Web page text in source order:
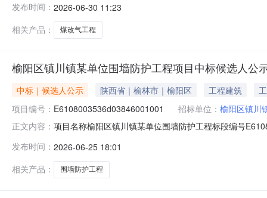
量：1项主要功能或目标：完成镇川镇葛村互助幸福院煤
意向是本单位政府采购
发布时间： 2026-06-30 11:23
相关产品：
煤改气工程
榆阳区镇川镇某单位围墙防护工程项目中标候选人公
中标｜候选人公示 陕西省｜榆林市｜榆阳区 工程建筑
项目编号： E6108003536d03846001001 招标单位： 榆阳区镇川
正文内容： 项目名称榆阳区镇川镇某单位围墙防护工程标段编号
名和注册证书编号中标价（元）获奖情况第一中标候选
发布时间： 2026-06-25 18:01
相关产品：
围墙防护工程